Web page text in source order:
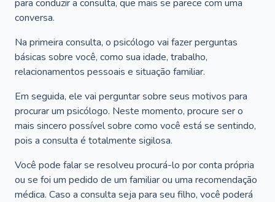
para conduzir a consulta, que mais se parece com uma
conversa.
Na primeira consulta, o psicólogo vai fazer perguntas
básicas sobre você, como sua idade, trabalho,
relacionamentos pessoais e situação familiar.
Em seguida, ele vai perguntar sobre seus motivos para
procurar um psicólogo. Neste momento, procure ser o
mais sincero possível sobre como você está se sentindo,
pois a consulta é totalmente sigilosa.
Você pode falar se resolveu procurá-lo por conta própria
ou se foi um pedido de um familiar ou uma recomendação
médica. Caso a consulta seja para seu filho, você poderá